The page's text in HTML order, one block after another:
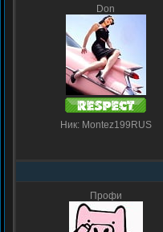
Don
Ник: Montez199RUS
Профи